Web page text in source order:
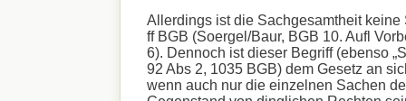
Allerdings ist die Sachgesamtheit keine
ff BGB (Soergel/Baur, BGB 10. Aufl
6). Dennoch ist dieser Begriff (ebenso
92 Abs 2, 1035 BGB) dem Gesetz an
wenn auch nur die einzelnen Sachen